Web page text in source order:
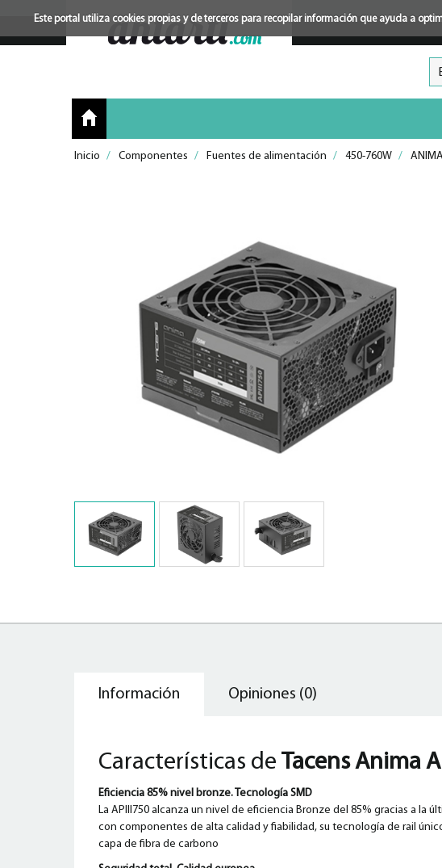
Este portal utiliza cookies propias y de terceros para recopilar información que ayuda a
Inicio / Componentes / Fuentes de alimentación / 450-760W / ANIMA
Información Opiniones (0)
Características de Tacens Anima
Eficiencia 85% nivel bronze. Tecnología SMD
La APIII750 alcanza un nivel de eficiencia Bronze del 85% gracias a la
con componentes de alta calidad y fiabilidad, su tecnología de rail
capa de fibra de carbono